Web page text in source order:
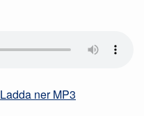
Ladda ner MP3